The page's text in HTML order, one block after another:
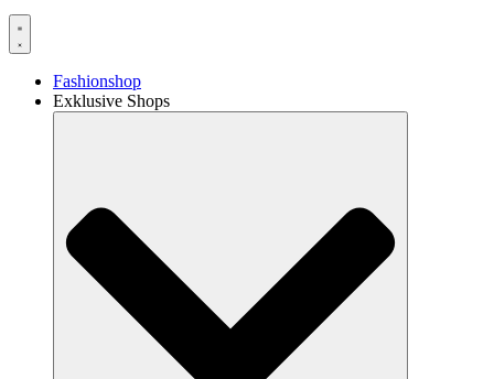
Fashionshop
Exklusive Shops